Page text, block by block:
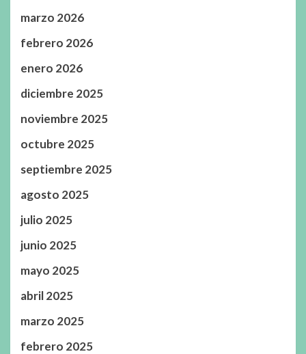
marzo 2026
febrero 2026
enero 2026
diciembre 2025
noviembre 2025
octubre 2025
septiembre 2025
agosto 2025
julio 2025
junio 2025
mayo 2025
abril 2025
marzo 2025
febrero 2025